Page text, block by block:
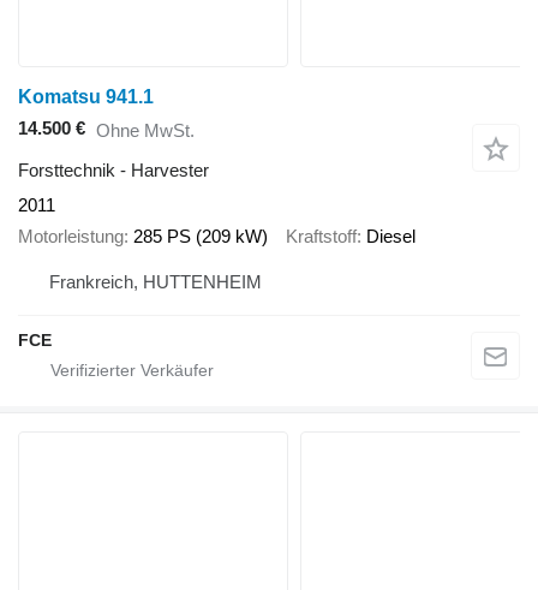
Komatsu 941.1
14.500 € Ohne MwSt.
Forsttechnik - Harvester
2011
Motorleistung 285 PS (209 kW) Kraftstoff Diesel
Frankreich, HUTTENHEIM
FCE